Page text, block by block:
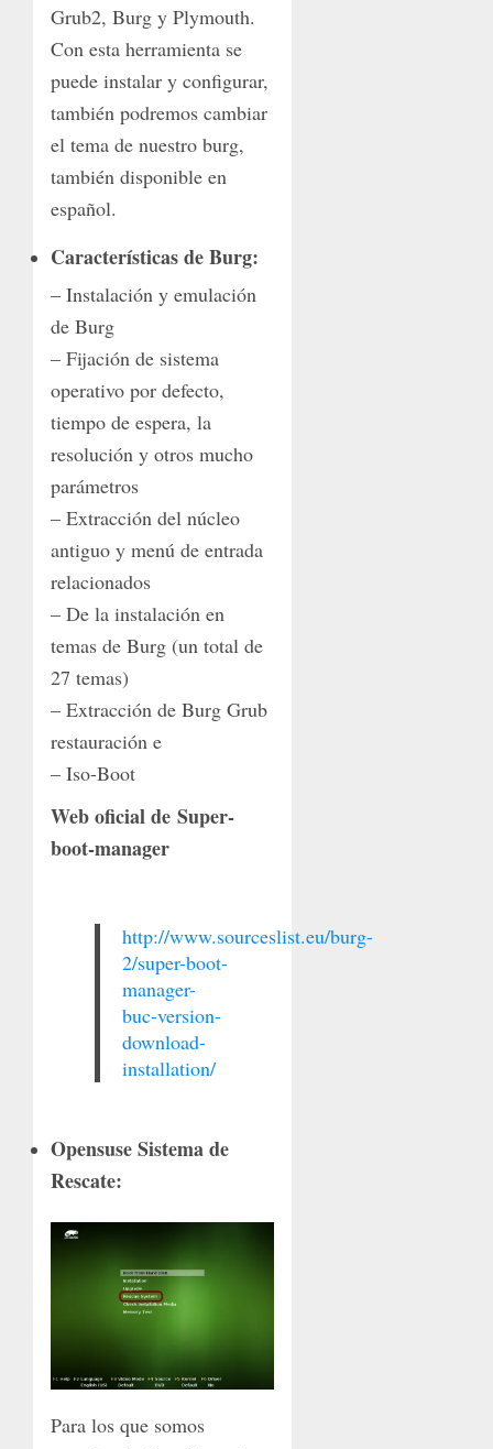
Grub2, Burg y Plymouth.
Con esta herramienta se
puede instalar y configurar,
también podremos cambiar
el tema de nuestro burg,
también disponible en
español.
Características de Burg:
– Instalación y emulación
de Burg
– Fijación de sistema
operativo por defecto,
tiempo de espera, la
resolución y otros mucho
parámetros
– Extracción del núcleo
antiguo y menú de entrada
relacionados
– De la instalación en
temas de Burg (un total de
27 temas)
– Extracción de Burg Grub
restauración e
– Iso-Boot
Web oficial de Super-
boot-manager
http://www.sourceslist.eu/burg-
2/super-boot-
manager-
buc-version-
download-
installation/
Opensuse Sistema de
Rescate:
Para los que somos